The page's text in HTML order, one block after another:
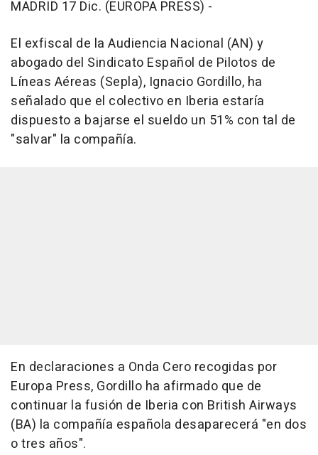
MADRID 17 Dic. (EUROPA PRESS) -
El exfiscal de la Audiencia Nacional (AN) y
abogado del Sindicato Español de Pilotos de
Líneas Aéreas (Sepla), Ignacio Gordillo, ha
señalado que el colectivo en Iberia estaría
dispuesto a bajarse el sueldo un 51% con tal de
"salvar" la compañía.
En declaraciones a Onda Cero recogidas por
Europa Press, Gordillo ha afirmado que de
continuar la fusión de Iberia con British Airways
(BA) la compañía española desaparecerá "en dos
o tres años".